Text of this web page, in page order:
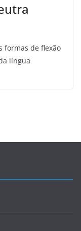
formas de flexão
língua